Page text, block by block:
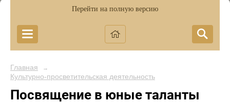
Перейти на полную версию
Главная →
Культурно-просветительская деятельность
Посвящение в юные таланты